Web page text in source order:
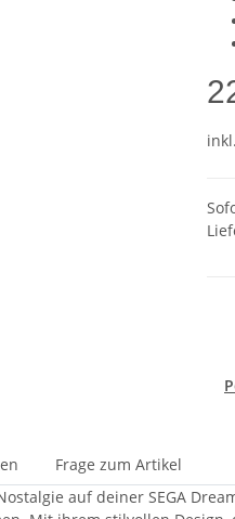
Frage zum Artikel
auf deiner SEGA